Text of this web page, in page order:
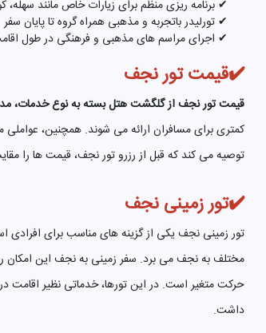
✔ برنامه ریزی منظم برای زیارات خاص مانند سهله،
✔ تورلیدر باتجربه و مذهبی همراه گروه تا پایان سفر
✔ اجرای مراسم های مذهبی و فرهنگی در طول
✔️قیمت تور نجف
قیمت تور نجف از گلگشت هتل بسته به نوع خدمات،
کمتری برای مسافران ارائه می شوند. همچنین،
توصیه می کند که قبل از رزرو تور نجف، قیمت ها را
✔️تور زمینی نجف
تور زمینی نجف یکی از گزینه های مناسب برای
حرکت متغیر است. در این تورها، خدماتی نظیر اقامت
داشت.